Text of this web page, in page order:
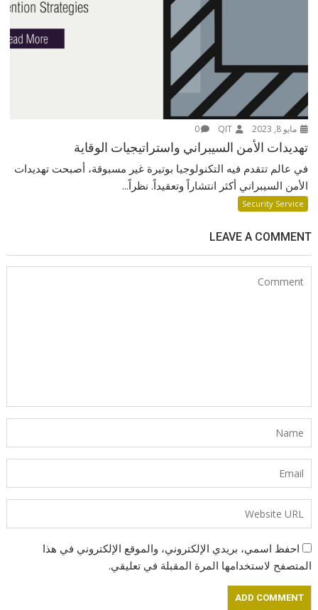
مايو 8, 2023 QIT
0
تهديدات الأمن السيبراني واستراتيجيات الوقاية
في عالم تتقدم فيه التكنولوجيا بوتيرة غير مسبوقة، أصبحت تهديدات
الأمن السيبراني أكثر انتشاراً وتعقيداً. نظراً...
Security Service
LEAVE A COMMENT
احفظ اسمي، بريدي الإلكتروني، والموقع الإلكتروني في هذا
المتصفح لاستخدامها المرة المقبلة في تعليقي.